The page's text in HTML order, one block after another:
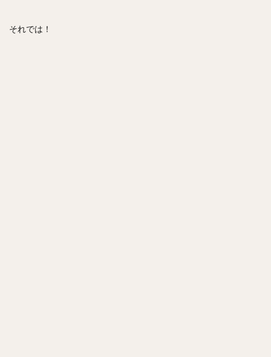
それでは！